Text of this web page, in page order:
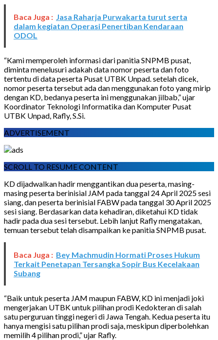
Baca Juga : Jasa Raharja Purwakarta turut serta
dalam kegiatan Operasi Penertiban Kendaraan
ODOL
“Kami memperoleh informasi dari panitia SNPMB pusat,
diminta menelusuri adakah data nomor peserta dan foto
tertentu di data peserta Pusat UTBK Unpad. setelah dicek,
nomor peserta tersebut ada dan menggunakan foto yang mirip
dengan KD, bedanya peserta ini menggunakan jilbab,” ujar
Koordinator Teknologi Informatika dan Komputer Pusat
UTBK Unpad, Rafly, S.Si.
ADVERTISEMENT
SCROLL TO RESUME CONTENT
KD dijadwalkan hadir menggantikan dua peserta, masing-
masing peserta berinisial JAM pada tanggal 24 April 2025 sesi
siang, dan peserta berinisial FABW pada tanggal 30 April 2025
sesi siang. Berdasarkan data kehadiran, diketahui KD tidak
hadir pada dua sesi tersebut. Lebih lanjut Rafly mengatakan,
temuan tersebut telah disampaikan ke panitia SNPMB pusat.
Baca Juga : Bey Machmudin Hormati Proses Hukum
Terkait Penetapan Tersangka Sopir Bus Kecelakaan
Subang
“Baik untuk peserta JAM maupun FABW, KD ini menjadi joki
mengerjakan UTBK untuk pilihan prodi Kedokteran di salah
satu perguruan tinggi negeri di Jawa Tengah. Kedua peserta itu
hanya mengisi satu pilihan prodi saja, meskipun diperbolehkan
memilih 4 pilihan prodi,” ujar Rafly.